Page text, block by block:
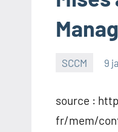
SCCM 9
source :
fr/mem/